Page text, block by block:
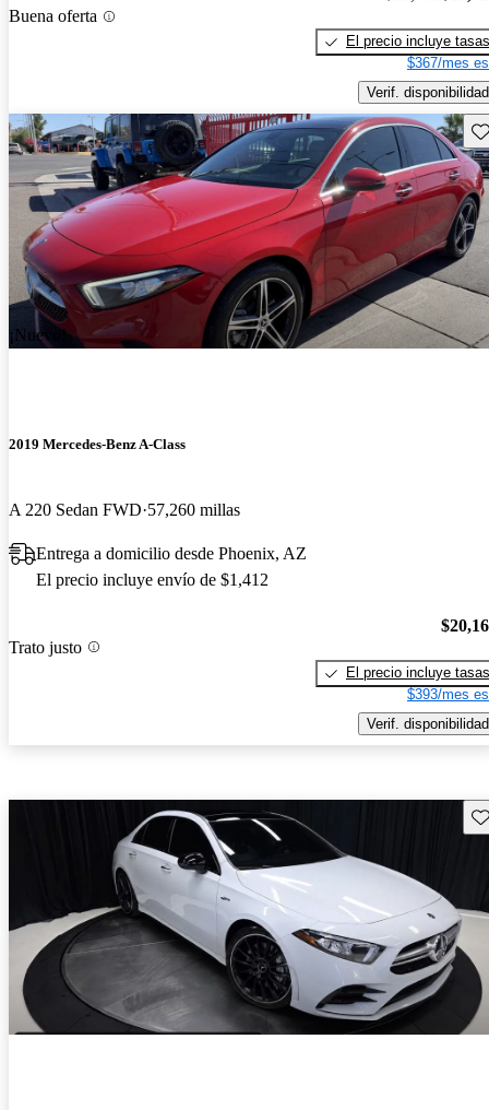
Buena oferta
El precio incluye tasas
$367/mes
Verif. disponibilidad
¡Nuevo!
2019 Mercedes-Benz A-Class
A 220 Sedan FWD 57,260 millas
Entrega a domicilio desde Phoenix, AZ
El precio incluye envío de $1,412
Trato justo
El precio incluye tasas
$393/mes
Verif. disponibilidad